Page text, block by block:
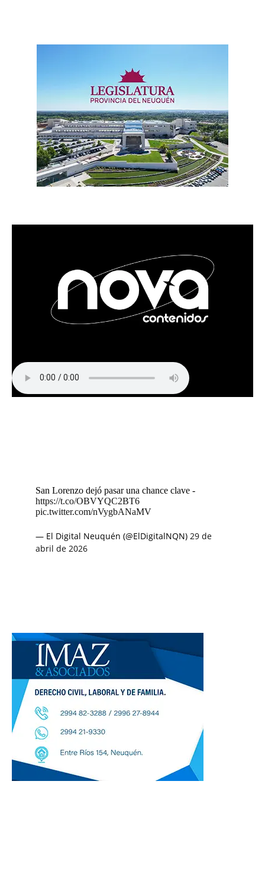
San Lorenzo dejó pasar una chance clave -
https://t.co/OBVYQC2BT6
pic.twitter.com/nVygbANaMV
— El Digital Neuquén (@ElDigitalNQN) 29 de
abril de 2026